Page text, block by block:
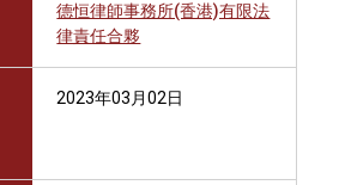
德恒律師事務所(香港)有限法
律責任合夥
2023年03月02日